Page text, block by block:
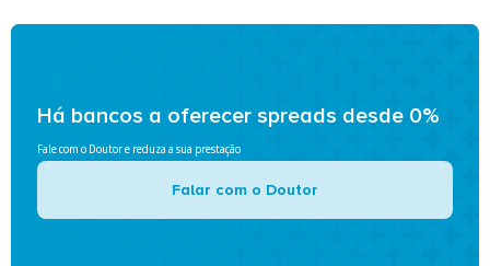
Há bancos a oferecer spreads desde 0%
Fale com o Doutor e reduza a sua prestação
Falar com o Doutor